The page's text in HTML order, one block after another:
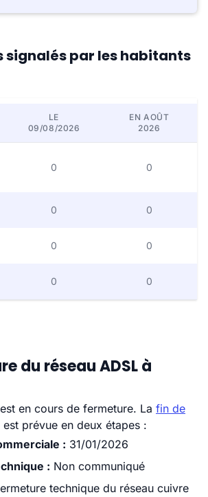
signalés par les habitants
LE
09/08/2026
EN AOÛT
2026
0 0
0 0
0 0
0 0
du réseau ADSL à
en cours de fermeture. La fin de
prévue en deux étapes :
: 31/01/2026
: Non communiqué
technique du réseau cuivre